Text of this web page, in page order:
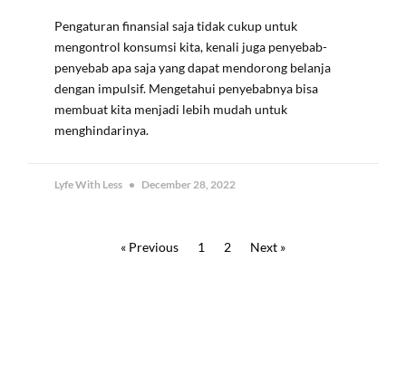
Pengaturan finansial saja tidak cukup untuk
mengontrol konsumsi kita, kenali juga penyebab-
penyebab apa saja yang dapat mendorong belanja
dengan impulsif. Mengetahui penyebabnya bisa
membuat kita menjadi lebih mudah untuk
menghindarinya.
Lyfe With Less December 28, 2022
« Previous 1 2 Next »